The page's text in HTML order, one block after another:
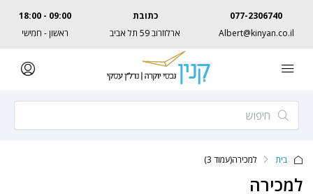
077-2306740
Albert@kinyan.co.il
כתובת
ארלוזרוב 59 תל אביב
09:00 - 18:00
ראשון - חמישי
בית למכירה(עמוד 3)
למכירה